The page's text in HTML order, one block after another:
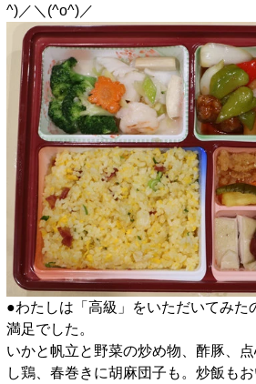
^)／＼(^o^)／
●わたしは「高級」をいただいてみた
満足でした。
いかと帆立と野菜の炒め物、酢豚、
し鶏、春巻きに胡麻団子も。炒飯も